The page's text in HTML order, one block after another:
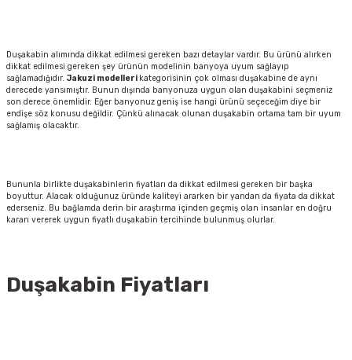
Duşakabin alımında dikkat edilmesi gereken bazı detaylar vardır. Bu ürünü alırken
dikkat edilmesi gereken şey ürünün modelinin banyoya uyum sağlayıp
sağlamadığıdır. Jakuzi modelleri kategorisinin çok olması duşakabine de aynı
derecede yansımıştır. Bunun dışında banyonuza uygun olan duşakabini seçmeniz
son derece önemlidir. Eğer banyonuz geniş ise hangi ürünü seçeceğim diye bir
endişe söz konusu değildir. Çünkü alınacak olunan duşakabin ortama tam bir uyum
sağlamış olacaktır.
Bununla birlikte duşakabinlerin fiyatları da dikkat edilmesi gereken bir başka
boyuttur. Alacak olduğunuz üründe kaliteyi ararken bir yandan da fiyata da dikkat
ederseniz. Bu bağlamda derin bir araştırma içinden geçmiş olan insanlar en doğru
kararı vererek uygun fiyatlı duşakabin tercihinde bulunmuş olurlar.
Duşakabin Fiyatları